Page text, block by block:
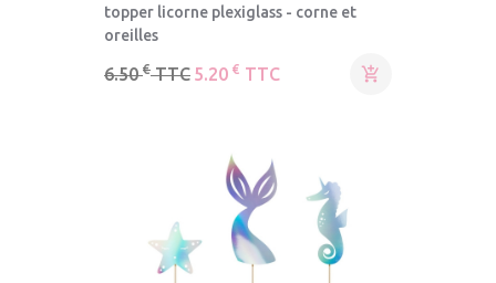
topper licorne plexiglass - corne et
oreilles
6.50€ TTC 5.20 € TTC 